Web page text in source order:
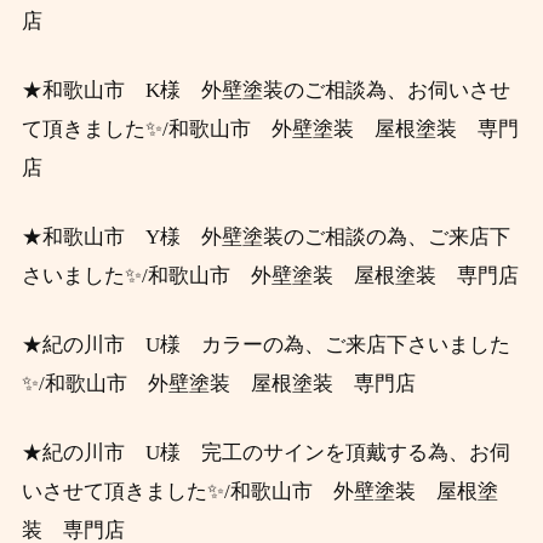
店
★和歌山市 K様 外壁塗装のご相談為、お伺いさせ
て頂きました✨/和歌山市 外壁塗装 屋根塗装 専門
店
★和歌山市 Y様 外壁塗装のご相談の為、ご来店下
さいました✨/和歌山市 外壁塗装 屋根塗装 専門店
★紀の川市 U様 カラーの為、ご来店下さいました
✨/和歌山市 外壁塗装 屋根塗装 専門店
★紀の川市 U様 完工のサインを頂戴する為、お伺
いさせて頂きました✨/和歌山市 外壁塗装 屋根塗
装 専門店